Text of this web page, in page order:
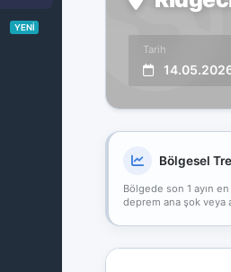
YENİ
Tarih
Bölgesel
Bölgede son 1 ayın
deprem ana şok veya